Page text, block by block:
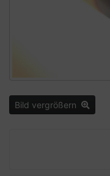
Bild vergrößern